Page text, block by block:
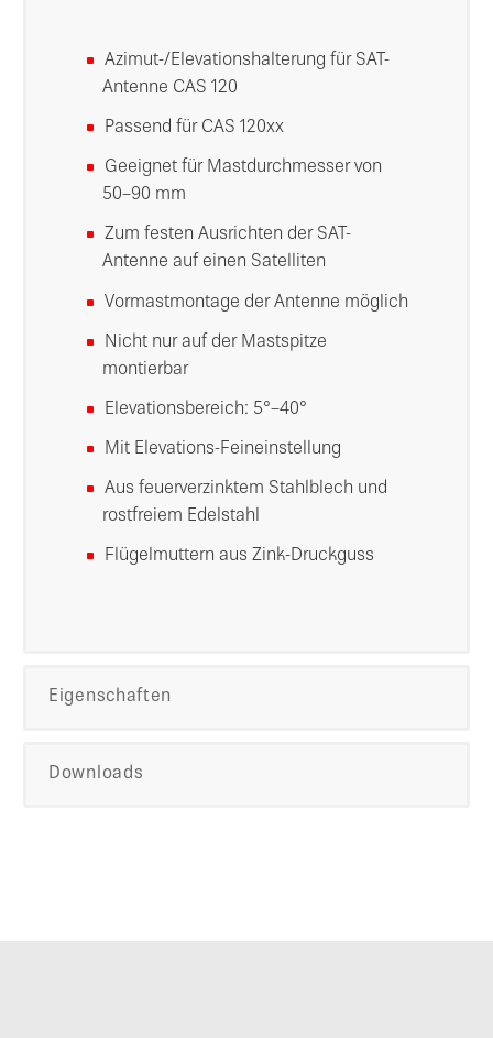
Azimut-/Elevationshalterung für SAT-
Antenne CAS 120
Passend für CAS 120xx
Geeignet für Mastdurchmesser von
50–90 mm
Zum festen Ausrichten der SAT-
Antenne auf einen Satelliten
Vormastmontage der Antenne möglich
Nicht nur auf der Mastspitze
montierbar
Elevationsbereich: 5°–40°
Mit Elevations-Feineinstellung
Aus feuerverzinktem Stahlblech und
rostfreiem Edelstahl
Flügelmuttern aus Zink-Druckguss
Eigenschaften
Downloads